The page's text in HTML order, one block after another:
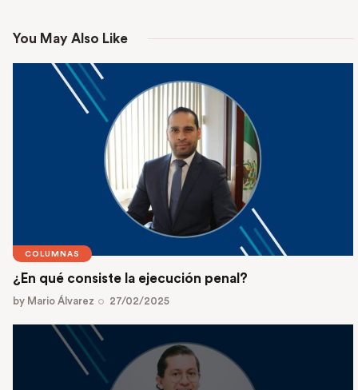
You May Also Like
COLUMNAS
¿En qué consiste la ejecución penal?
by Mario Álvarez 27/02/2025